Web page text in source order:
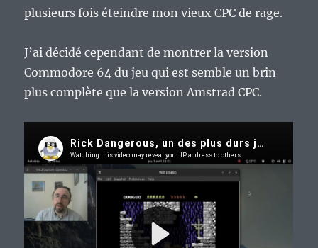
plusieurs fois éteindre mon vieux CPC de rage.
J’ai décidé cependant de montrer la version
Commodore 64 du jeu qui est semble un brin
plus complète que la version Amstrad CPC.